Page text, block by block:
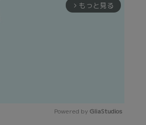
arrow_forward_ios もっと見る
Powered by GliaStudios